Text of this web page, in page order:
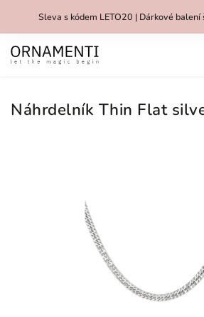
Sleva s kódem LETO20 | Dárkové balení
Náhrdelník Thin Flat